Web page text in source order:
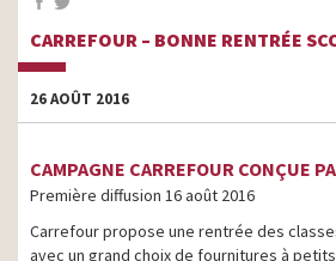
CARREFOUR – BONNE RENTRÉE
26 AOÛT 2016
CAMPAGNE CARREFOUR CONÇUE
Première diffusion 16 août 2016
Carrefour propose une rentrée des
avec un grand choix de fournitures à